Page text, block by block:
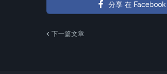
分享 在 Facebook
下一篇文章